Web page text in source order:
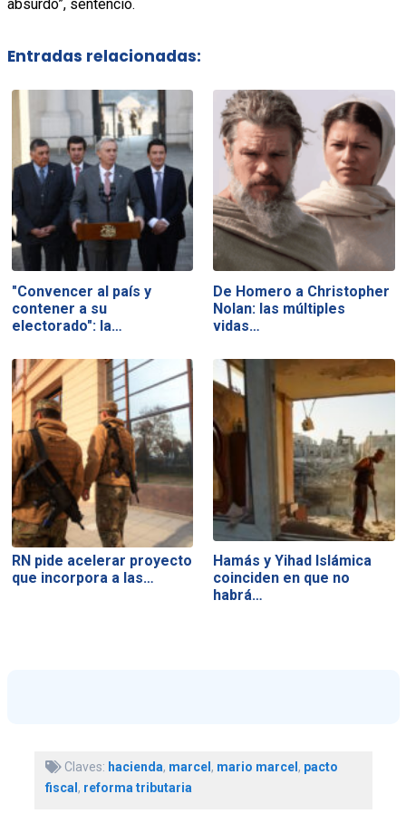
absurdo”, sentenció.
Entradas relacionadas:
"Convencer al país y
contener a su
electorado": la…
De Homero a Christopher
Nolan: las múltiples
vidas…
RN pide acelerar proyecto
que incorpora a las…
Hamás y Yihad Islámica
coinciden en que no
habrá…
Claves: hacienda, marcel, mario marcel, pacto
fiscal, reforma tributaria